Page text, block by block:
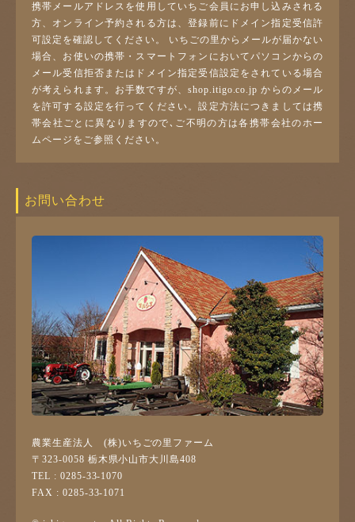
携帯メールアドレスを使用していちご会員にお申し込みされる
方、オンライン予約される方は、登録前にドメイン指定受信許
可設定を確認してください。 いちごの里からメールが届かない
場合、お使いの携帯・スマートフォンにおいてパソコンからの
メール受信拒否またはドメイン指定受信設定をされている場合
が考えられます。お手数ですが、shop.itigo.co.jp からのメール
を許可する設定を行ってください。設定方法につきましては携
帯会社ごとに異なりますので､ご不明の方は各携帯会社のホー
ムページをご参照ください。
お問い合わせ
農業生産法人 (株)いちごの里ファーム
〒323-0058 栃木県小山市大川島408
TEL : 0285-33-1070
FAX : 0285-33-1071